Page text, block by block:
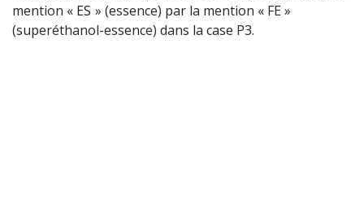
mention « ES » (essence) par la mention « FE »
(superéthanol-essence) dans la case P3.